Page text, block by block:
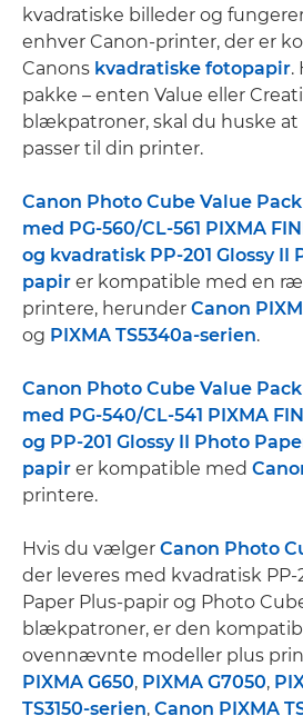
kvadratiske billeder og
enhver Canon-printer, der er
Canons kvadratiske fotopapir.
pakke – enten Value eller
blækpatroner, skal du huske at
passer til din printer.
Canon Photo Cube Value
med PG-560/CL-561 PIXMA
og kvadratisk PP-201 Glossy II
papir er kompatible med en
printere, herunder Canon
og PIXMA TS5340a-serien.
Canon Photo Cube Value
med PG-540/CL-541 PIXMA
og PP-201 Glossy II Photo
papir er kompatible med
printere.
Hvis du vælger Canon Photo
der leveres med kvadratisk PP-
Paper Plus-papir og Photo
blækpatroner, er den
ovennævnte modeller plus
PIXMA G650, PIXMA G7050,
TS3150-serien, Canon PIXMA